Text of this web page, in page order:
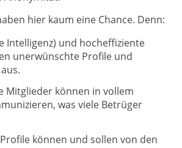
hier kaum eine Chance. Denn:
Intelligenz) und hocheffiziente
unerwünschte Profile und
Mitglieder können in vollem
was viele Betrüger
können und sollen von den